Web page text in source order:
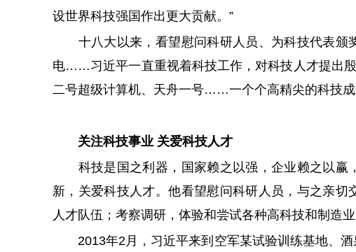
设世界科技强国作出更大贡献。”
十八大以来，看望慰问科研人员、为科技代表颁
电……习近平一直重视着科技工作，对科技人才提出
二号超级计算机、天舟一号……一个个高精尖的科技成
关注科技事业 关爱科技人才
科技是国之利器，国家赖之以强，企业赖之以赢
新，关爱科技人才。他看望慰问科研人员，与之亲
人才队伍；考察调研，体验和尝试各种高科技和制
2013年2月，习近平来到空军某试验训练基地、酒